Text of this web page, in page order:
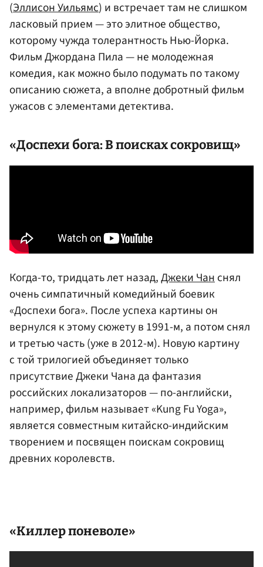
(Эллисон Уильямс) и встречает там не слишком
ласковый прием — это элитное общество,
которому чужда толерантность Нью-Йорка.
Фильм Джордана Пила — не молодежная
комедия, как можно было подумать по такому
описанию сюжета, а вполне добротный фильм
ужасов с элементами детектива.
«Доспехи бога: В поисках сокровищ»
Когда-то, тридцать лет назад,Джеки Чанснял
очень симпатичный комедийный боевик
«Доспехи бога». После успеха картины он
вернулся к этому сюжету в 1991-м, а потом снял
и третью часть (уже в 2012-м). Новую картину
с той трилогией объединяет только
присутствие Джеки Чана да фантазия
российских локализаторов — по-английски,
например, фильм называет «Kung Fu Yoga»,
является совместным китайско-индийским
творением и посвящен поискам сокровищ
древних королевств.
«Киллер поневоле»